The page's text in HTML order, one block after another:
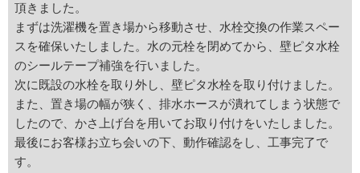
頂きました。
まずは洗濯機を置き場から移動させ、水栓交換の作業スペー
スを確保いたしました。水の元栓を閉めてから、壁ピタ水栓
のシールテープ補強を行いました。
次に既設の水栓を取り外し、壁ピタ水栓を取り付けました。
また、置き場の幅が狭く、排水ホースが潰れてしまう状態で
したので、かさ上げ台を用いてお取り付けをいたしました。
最後にお客様お立ち会いの下、動作確認をし、工事完了で
す。